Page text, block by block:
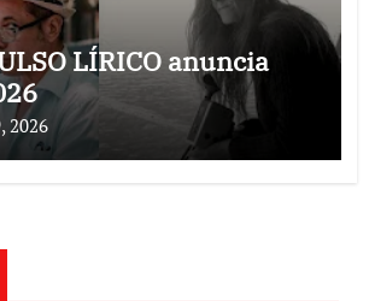
LÍRICO anuncia
2026